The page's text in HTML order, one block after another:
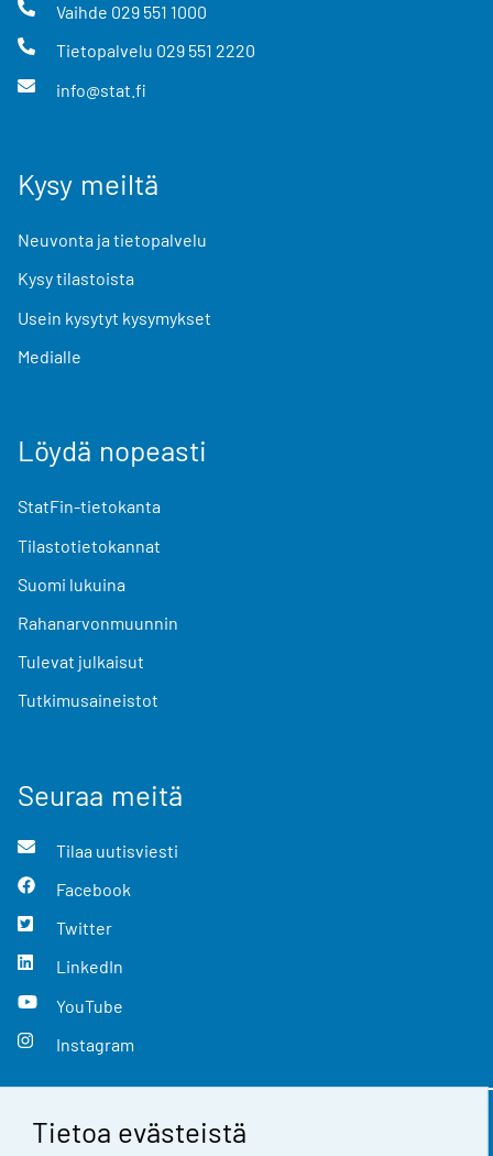
Tietoa evästeistä
Vaihde 029 551 1000
Tietopalvelu 029 551 2220
info@stat.fi
Kysy meiltä
Neuvonta ja tietopalvelu
Kysy tilastoista
Usein kysytyt kysymykset
Medialle
Löydä nopeasti
StatFin-tietokanta
Tilastotietokannat
Suomi lukuina
Rahanarvonmuunnin
Tulevat julkaisut
Tutkimusaineistot
Seuraa meitä
Tilaa uutisviesti
Facebook
Twitter
LinkedIn
YouTube
Instagram
Yhteystiedot